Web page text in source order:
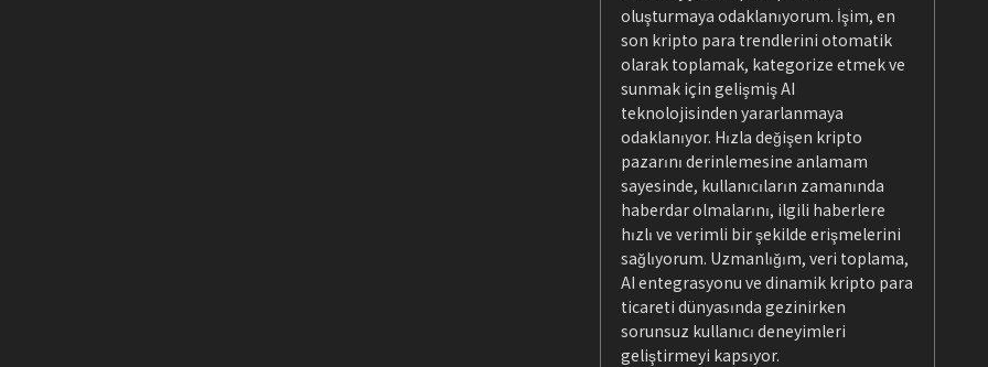
oluşturmaya odaklanıyorum. İşim, en
son kripto para trendlerini otomatik
olarak toplamak, kategorize etmek ve
sunmak için gelişmiş AI
teknolojisinden yararlanmaya
odaklanıyor. Hızla değişen kripto
pazarını derinlemesine anlamam
sayesinde, kullanıcıların zamanında
haberdar olmalarını, ilgili haberlere
hızlı ve verimli bir şekilde erişmelerini
sağlıyorum. Uzmanlığım, veri toplama,
AI entegrasyonu ve dinamik kripto para
ticareti dünyasında gezinirken
sorunsuz kullanıcı deneyimleri
geliştirmeyi kapsıyor.